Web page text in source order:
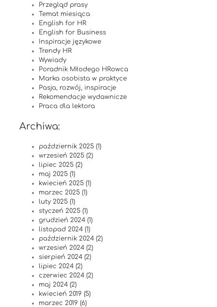
Przegląd prasy
Temat miesiąca
English for HR
English for Business
Inspiracje językowe
Trendy HR
Wywiady
Poradnik Młodego HRowca
Marka osobista w praktyce
Pasja, rozwój, inspiracje
Rekomendacje wydawnicze
Praca dla lektora
Archiwa:
październik 2025 (1)
wrzesień 2025 (2)
lipiec 2025 (2)
maj 2025 (1)
kwiecień 2025 (1)
marzec 2025 (1)
luty 2025 (1)
styczeń 2025 (1)
grudzień 2024 (1)
listopad 2024 (1)
październik 2024 (2)
wrzesień 2024 (2)
sierpień 2024 (2)
lipiec 2024 (2)
czerwiec 2024 (2)
maj 2024 (2)
kwiecień 2019 (5)
marzec 2019 (6)